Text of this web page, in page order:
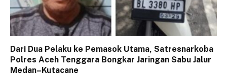
Dari Dua Pelaku ke Pemasok Utama, Satresnarkoba
Polres Aceh Tenggara Bongkar Jaringan Sabu Jalur
Medan–Kutacane